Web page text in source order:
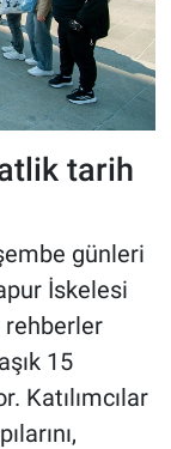
tarih
günleri
İskelesi
rehberler
15
Katılımcılar